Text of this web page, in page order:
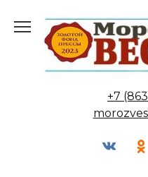
содержанию
+7